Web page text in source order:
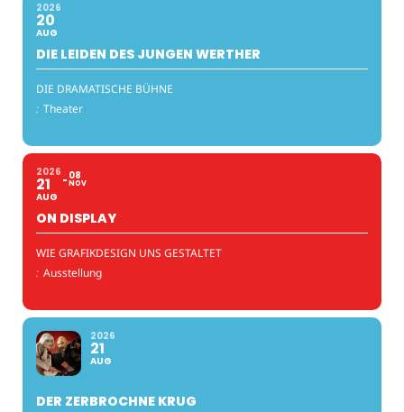
2026
20
AUG
DIE LEIDEN DES JUNGEN WERTHER
DIE DRAMATISCHE BÜHNE
: Theater
2026
21
AUG
08
NOV
ON DISPLAY
WIE GRAFIKDESIGN UNS GESTALTET
: Ausstellung
2026
21
AUG
DER ZERBROCHNE KRUG